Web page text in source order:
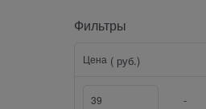
Фильтры
Цена ( руб.)
-